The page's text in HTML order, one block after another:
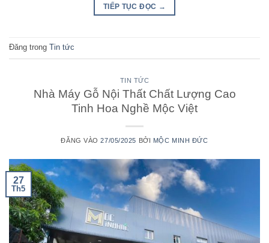
TIẾP TỤC ĐỌC →
Đăng trong Tin tức
TIN TỨC
Nhà Máy Gỗ Nội Thất Chất Lượng Cao
Tinh Hoa Nghề Mộc Việt
ĐĂNG VÀO27/05/2025 BỞI MỘC MINH ĐỨC
27
Th5